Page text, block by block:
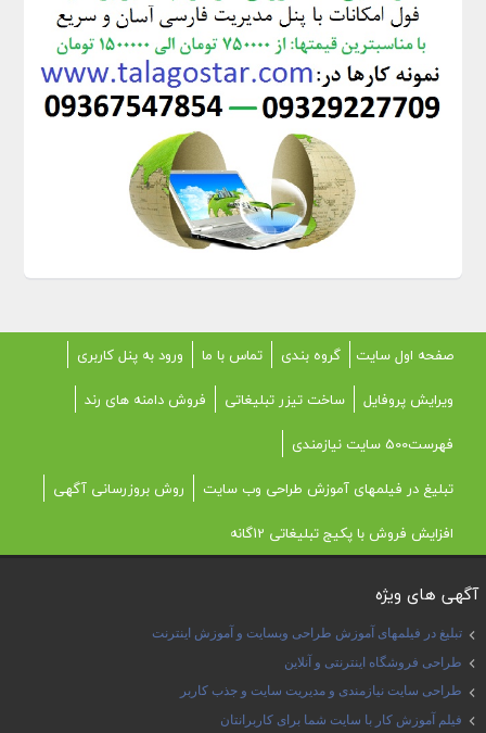
صفحه اول سایت گروه بندی تماس با ما
ورود به پنل کاربری
ویرایش پروفایل
ساخت تیزر تبلیغاتی
فروش دامنه های رند
فهرست500 سایت نیازمندی
تبلیغ در فیلمهای آموزش طراحی وب سایت
روش بروزرسانی آگهی
افزایش فروش با پکیج تبلیغاتی 12گانه
آگهی های ویژه
تبلیغ در فیلمهای آموزش طراحی وبسایت و آموزش اینترنت
طراحی فروشگاه اینترنتی و آنلاین
طراحی سایت نیازمندی و مدیریت سایت و جذب کاربر
فیلم آموزش کار با سایت شما برای کاربرانتان